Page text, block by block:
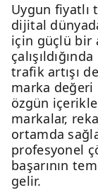
Uygun fiyatlı
dijital
için güçlü bir
trafik artışı
marka değeri
özgün
markalar,
ortamda
profesyonel
başarının
gelir.